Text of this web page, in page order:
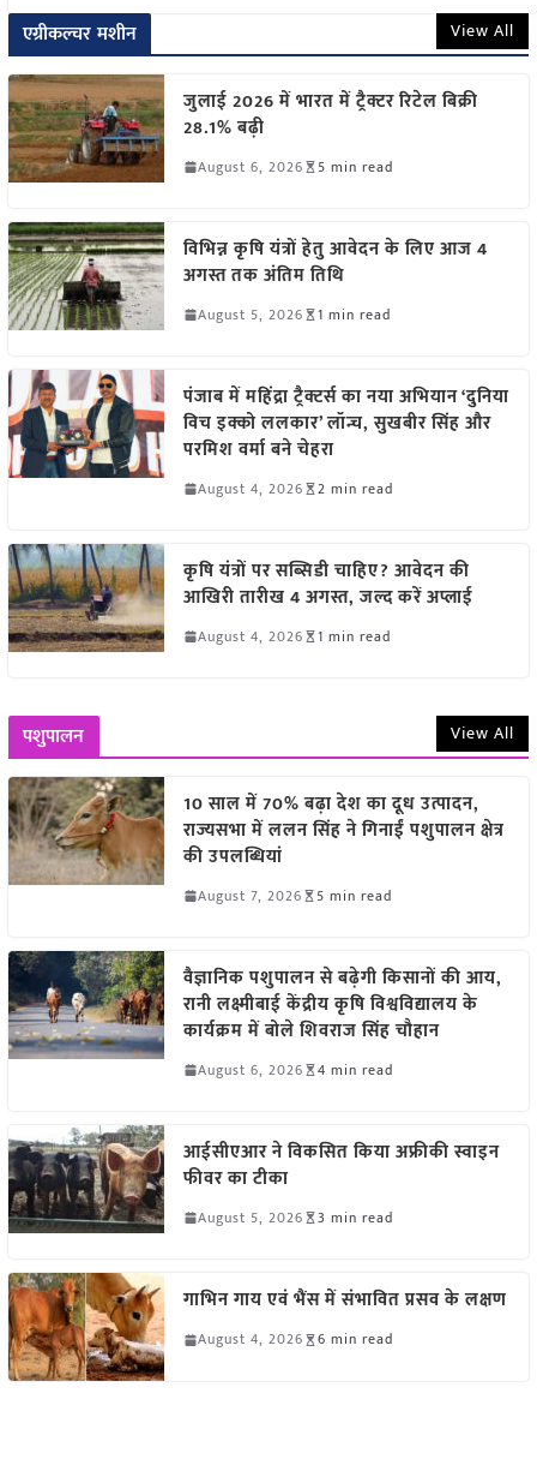
एग्रीकल्चर मशीन View All
जुलाई 2026 में भारत में ट्रैक्टर रिटेल बिक्री
28.1% बढ़ी
August 6, 2026 5 min read
विभिन्न कृषि यंत्रों हेतु आवेदन के लिए आज 4
अगस्त तक अंतिम तिथि
August 5, 2026 1 min read
पंजाब में महिंद्रा ट्रैक्टर्स का नया अभियान ‘दुनिया
विच इक्को ललकार’ लॉन्च, सुखबीर सिंह और
परमिश वर्मा बने चेहरा
August 4, 2026 2 min read
कृषि यंत्रों पर सब्सिडी चाहिए? आवेदन की
आखिरी तारीख 4 अगस्त, जल्द करें अप्लाई
August 4, 2026 1 min read
पशुपालन View All
10 साल में 70% बढ़ा देश का दूध उत्पादन,
राज्यसभा में ललन सिंह ने गिनाईं पशुपालन क्षेत्र
की उपलब्धियां
August 7, 2026 5 min read
वैज्ञानिक पशुपालन से बढ़ेगी किसानों की आय,
रानी लक्ष्मीबाई केंद्रीय कृषि विश्वविद्यालय के
कार्यक्रम में बोले शिवराज सिंह चौहान
August 6, 2026 4 min read
आईसीएआर ने विकसित किया अफ्रीकी स्वाइन
फीवर का टीका
August 5, 2026 3 min read
गाभिन गाय एवं भैंस में संभावित प्रसव के लक्षण
August 4, 2026 6 min read